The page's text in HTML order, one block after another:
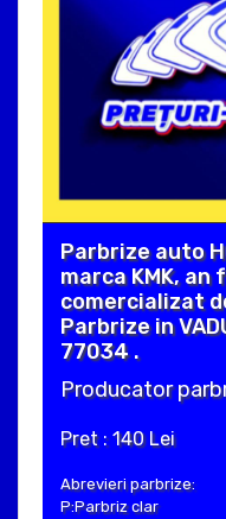
Parbrize auto
marca KMK,
comercializat
Parbrize in
77034 .
Producator
Pret : 140 Lei
Abrevieri parbrize:
P:Parbriz clar